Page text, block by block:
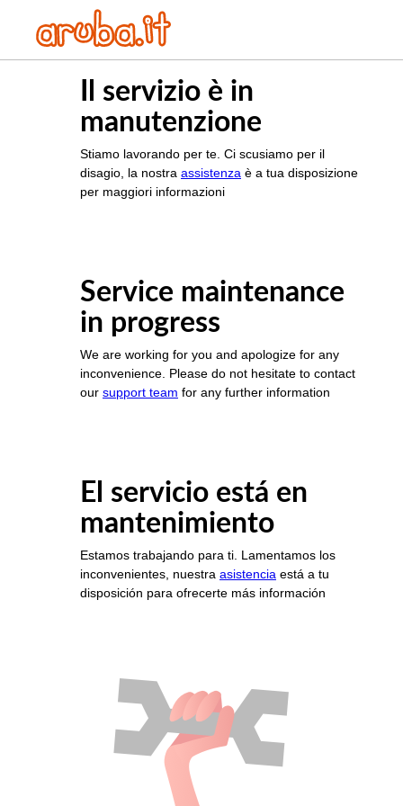
Il servizio è in
manutenzione
Stiamo lavorando per te. Ci scusiamo per il
disagio, la nostra assistenza è a tua disposizione
per maggiori informazioni
Service maintenance
in progress
We are working for you and apologize for any
inconvenience. Please do not hesitate to contact
our support team for any further information
El servicio está en
mantenimiento
Estamos trabajando para ti. Lamentamos los
inconvenientes, nuestra asistencia está a tu
disposición para ofrecerte más información